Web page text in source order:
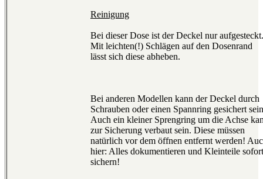
Reinigung
Bei dieser Dose ist der Deckel nur aufgesteckt.
Mit leichten(!) Schlägen auf den Dosenrand
lässt sich diese abheben.
Bei anderen Modellen kann der Deckel durch
Schrauben oder einen Spannring gesichert
Auch ein kleiner Sprengring um die Achse
zur Sicherung verbaut sein. Diese müssen
natürlich vor dem öffnen entfernt werden!
hier: Alles dokumentieren und Kleinteile sofort
sichern!